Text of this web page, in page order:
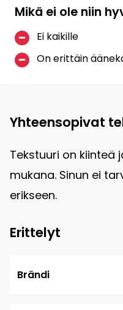
Mikä ei ole niin
Ei kaikille
On erittäin
Yhteensopivat
Tekstuuri on kiinteä
mukana. Sinun ei
erikseen.
Erittelyt
Brändi